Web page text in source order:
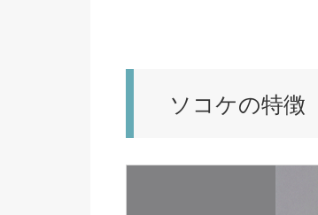
ソコケの特徴